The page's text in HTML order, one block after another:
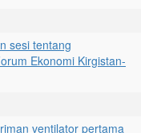
sesi tentang
Ekonomi Kirgistan-
ventilator pertama